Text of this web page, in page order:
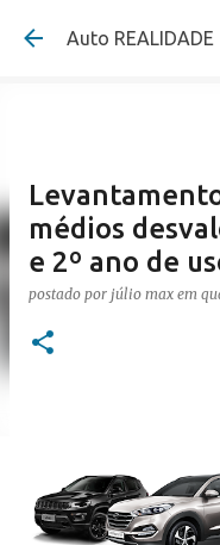
Auto REALIDADE
médios
e 2º ano de
postado por júlio max em